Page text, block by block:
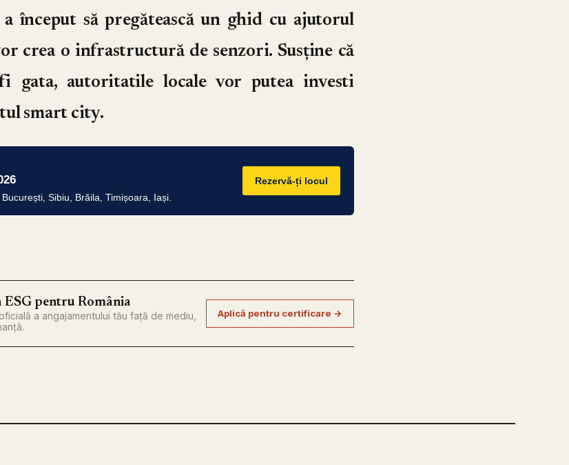
început să pregătească un ghid cu ajutorul
crea o infrastructură de senzori. Susține că
gata, autoritatile locale vor putea investi
smart city.
Sibiu, Brăila, Timișoara, Iași.
Rezervă-ți locul
pentru România
a angajamentului tău față de mediu,
Aplică pentru certificare →